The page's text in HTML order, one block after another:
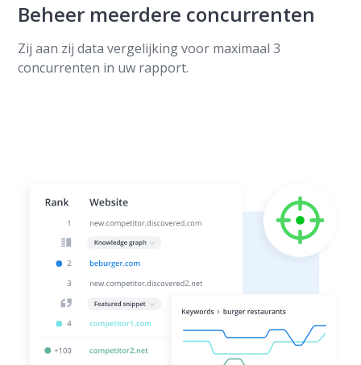
Beheer meerdere concurrenten
Zij aan zij data vergelijking voor maximaal 3
concurrenten in uw rapport.